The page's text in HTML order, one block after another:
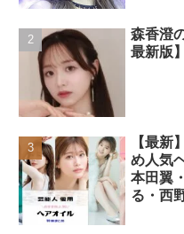
森香澄
最新版】
【最新
め人気
本田翼
る・西